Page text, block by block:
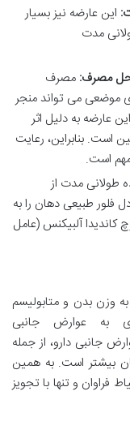
این عارضه نیز بسیار
مدت
مصرف: مصرف
موضعی می تواند منجر
عارضه به دلیل اثر
است. بنابراین، رعایت
است.
طولانی مدت از
فلور طبیعی دهان را به
کاندیدا آلبیکنس (عامل
وزن بدن و متابولیسم
به عوارض جانبی
جانبی دارو، از جمله
بیشتر است. به همین
فراوان و تنها با تجویز